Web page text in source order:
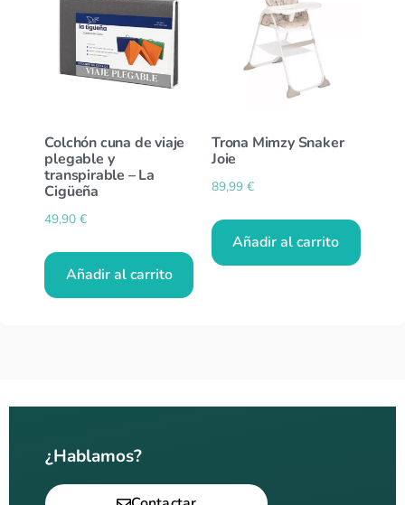
Colchón cuna de viaje
plegable y
transpirable – La
Cigüeña
49,90€
Añadir al carrito
Trona Mimzy Snaker
Joie
89,99 €
Añadir al carrito
¿Hablamos?